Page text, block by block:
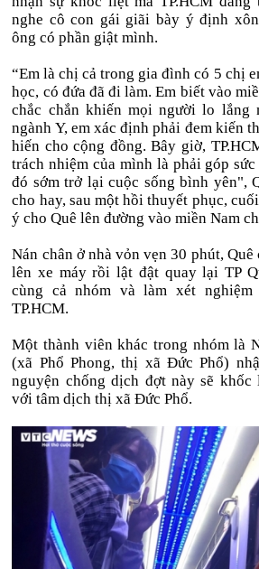
nghe cô con gái giãi bày ý định
ông có phần giật mình.
“Em là chị cả trong gia đình có 5 chị
học, có đứa đã đi làm. Em biết vào
chắc chắn khiến mọi người lo lắng
ngành Y, em xác định phải đem kiến
hiến cho cộng đồng. Bây giờ,
trách nhiệm của mình là phải góp
đó sớm trở lại cuộc sống bình yên",
cho hay, sau một hồi thuyết phục,
ý cho Quê lên đường vào miền Nam
Nán chân ở nhà vỏn vẹn 30 phút,
lên xe máy rồi lật đật quay lại TP
cùng cả nhóm và làm xét
TP.HCM.
Một thành viên khác trong nhóm là
(xã Phổ Phong, thị xã Đức Phổ)
nguyện chống dịch đợt này sẽ
với tâm dịch thị xã Đức Phổ.